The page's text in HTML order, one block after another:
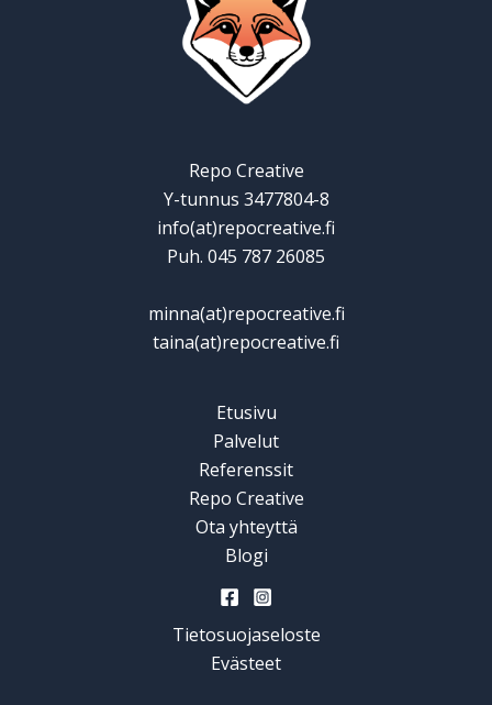
Repo Creative
Y-tunnus 3477804-8
info(at)repocreative.fi
Puh. 045 787 26085
minna(at)repocreative.fi
taina(at)repocreative.fi
Etusivu
Palvelut
Referenssit
Repo Creative
Ota yhteyttä
Blogi
Tietosuojaseloste
Evästeet